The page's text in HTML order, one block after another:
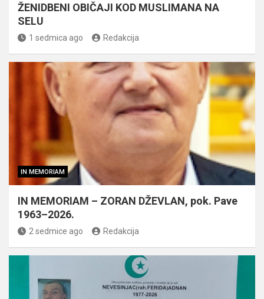
ŽENIDBENI OBIČAJI KOD MUSLIMANA NA
SELU
1 sedmica ago Redakcija
IN MEMORIAM
IN MEMORIAM – ZORAN DŽEVLAN, pok. Pave
1963–2026.
2 sedmice ago Redakcija